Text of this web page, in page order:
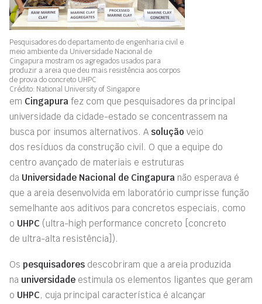
Pesquisadores do departamento de engenharia civil e
meio ambiente da Universidade Nacional de
Cingapura mostram os agregados usados para
produzir a areia que deu mais resistência aos corpos
de prova do concreto UHPC
Crédito: National University of Singapore
em Cingapura fez com que pesquisadores da principal
universidade da cidade-estado se concentrassem na
busca por insumos alternativos. A solução veio
dos resíduos da construção civil. O que a equipe do
centro avançado de materiais e estruturas
da Universidade Nacional de Cingapura não esperava é
que a areia desenvolvida em laboratório cumprisse função
semelhante aos aditivos para concretos especiais, como
o UHPC (ultra-high performance concreto [concreto
de ultra-alta resistência]).
Os pesquisadores descobriram que a areia produzida
na universidade estimula os elementos ligantes que geram
o UHPC, cuja principal característica é alcançar